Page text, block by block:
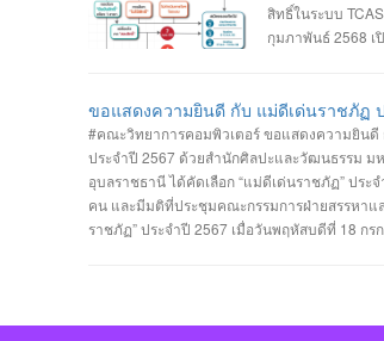
สิทธิ์ในระบบ
กุมภาพันธ์ 2568 เ
ขอแสดงความยินดี กับ แม่ดีเด่นราชภัฏ
#คณะวิทยาการคอมพิวเตอร์ ขอแสดงความยิน
ประจำปี 2567 ด้วยสำนักศิลปะและวัฒนธรรม ม
อุบลราชธานี ได้คัดเลือก “แม่ดีเด่นราชภัฏ” ประ
คน และมีมติที่ประชุมคณะกรรมการฝ่ายสรรหาแ
ราชภัฏ” ประจำปี 2567 เมื่อวันพฤหัสบดีที่ 18 ก
วิชาวิศวกรรมซอฟต์แวร์ คณะวิทยาการคอมพิวเ